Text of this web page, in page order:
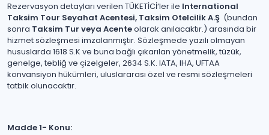
Rezervasyon detayları verilen TÜKETİCİ‘ler ile International
Taksim Tour Seyahat Acentesi, Taksim Otelcilik A.Ş (bundan
sonra Taksim Tur veya Acenteolarak anılacaktır.) arasında bir
hizmet sözleşmesi imzalanmıştır. Sözleşmede yazılı olmayan
hususlarda 1618 S.K ve buna bağlı çıkarılan yönetmelik, tüzük,
genelge, tebliğ ve çizelgeler, 2634 S.K. IATA, IHA, UFTAA
konvansiyon hükümleri, uluslararası özel ve resmi sözleşmeleri
tatbik olunacaktır.
Madde 1- Konu: